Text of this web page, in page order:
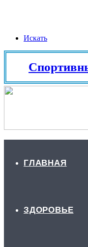
Искать
Спортивные
ГЛАВНАЯ
ЗДОРОВЬЕ